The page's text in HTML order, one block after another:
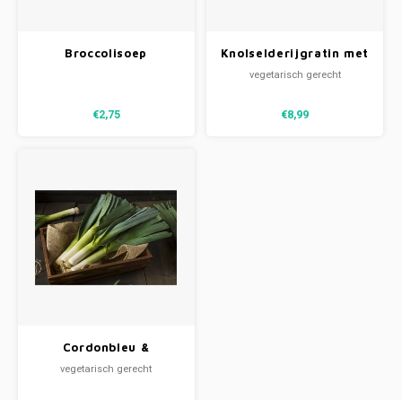
Broccolisoep
€2,75
Knolselderijgratin met
brie, appel en noten
vegetarisch gerecht
€8,99
Cordonbleu &
stamppot prei met
vegetarisch gerecht